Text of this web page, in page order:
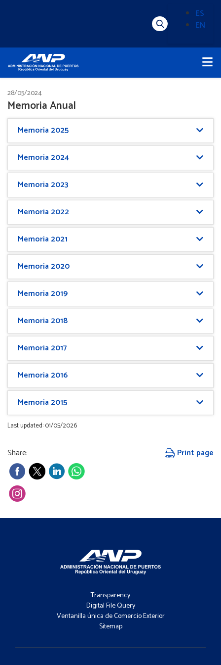
idioma
(Content)
ES
EN
Menú
Principal
28/05/2024
Memoria Anual
Memoria 2025
Memoria 2024
Memoria 2023
Memoria 2022
Memoria 2021
Memoria 2020
Memoria 2019
Memoria 2018
Memoria 2017
Memoria 2016
Memoria 2015
Last updated: 01/05/2026
Share: Print page
-
Menú
Transparency
Digital File Query
Ventanilla única de Comercio Exterior
Sitemap
-